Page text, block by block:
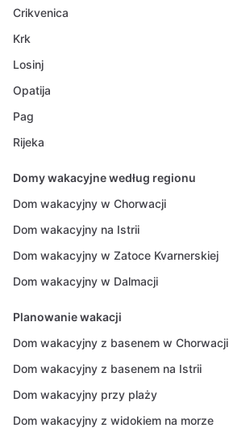
Crikvenica
Krk
Losinj
Opatija
Pag
Rijeka
Domy wakacyjne według regionu
Dom wakacyjny w Chorwacji
Dom wakacyjny na Istrii
Dom wakacyjny w Zatoce Kvarnerskiej
Dom wakacyjny w Dalmacji
Planowanie wakacji
Dom wakacyjny z basenem w Chorwacji
Dom wakacyjny z basenem na Istrii
Dom wakacyjny przy plaży
Dom wakacyjny z widokiem na morze